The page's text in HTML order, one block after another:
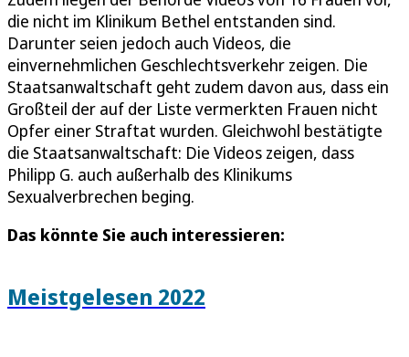
die nicht im Klinikum Bethel entstanden sind.
Darunter seien jedoch auch Videos, die
einvernehmlichen Geschlechtsverkehr zeigen. Die
Staatsanwaltschaft geht zudem davon aus, dass ein
Großteil der auf der Liste vermerkten Frauen nicht
Opfer einer Straftat wurden. Gleichwohl bestätigte
die Staatsanwaltschaft: Die Videos zeigen, dass
Philipp G. auch außerhalb des Klinikums
Sexualverbrechen beging.
Das könnte Sie auch interessieren:
Meistgelesen 2022